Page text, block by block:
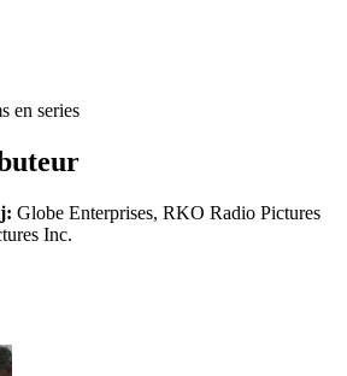
Globe Enterprises, RKO Radio Pictures
Inc.